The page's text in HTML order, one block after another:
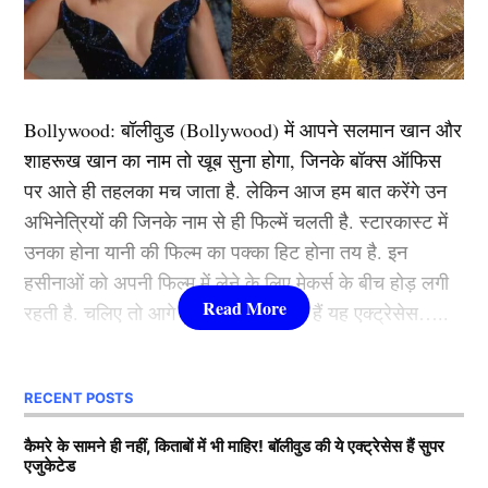
इस लिस्ट में सबसे पहला नाम अफगानिस्तान के तेज गेंदबाज
फ़जलहक फारूकी का है, फज़लहक फारूकी ₹2 करोड़ के आधार
मूल्य के साथ मुस्तफिजुर रहमान के रिप्लेसमेंट के तौर में एक
लेने वाले इस बाएं हाथ के तेज गेंदबाज़ की 140+ किमी/घंटा की
गति और स्विंग उन्हें पावरप्ले में घातक बनाती है। उनका T20I
औसत 19.09 रहा है। ऐसे में माना जा रहा है कि आईपीएल 2026
(IPL 2026) में वह मुस्तफिजुर रहमान के रिप्लेसमेंट के तौर पर
शामिल हो सकते है।
यह भी पढ़ें:T20 World Cup 2026 के लिए जिम्बाब्वे ने लिया
कप्तान
2. स्पेंसर जॉनसन
Bollywood:बॉलीवुड (Bollywood)में आपने सलमान खान और
शाहरूख खान का नाम तो खूब सुना होगा, जिनके बॉक्स ऑफिस
पर आते ही तहलका मच जाता है. लेकिन आज हम बात करेंगे उन
अभिनेत्रियों की जिनके नाम से ही फिल्में चलती है. स्टारकास्ट में
उनका होना यानी की फिल्म का पक्का हिट होना तय है. इन
हसीनाओं को अपनी फिल्म में लेने के लिए मेकर्स के बीच होड़ लगी
रहती है. चलिए तो आगे जानते हैं कौन-कौन हैं यह एक्ट्रेसेस…..
1.दीपिका पादुकोण ( Deepika
Padukone)
RECENT POSTS
कैमरे के सामने ही नहीं, किताबों में भी माहिर! बॉलीवुड की ये एक्ट्रेसेस हैं सुपर
एजुकेटेड